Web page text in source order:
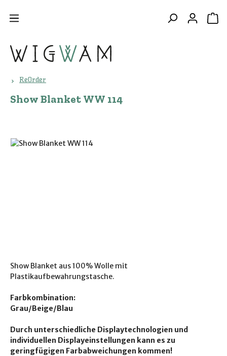
ReOrder
Show Blanket WW 114
Bildergalerie überspringen
Show Blanket aus 100% Wolle mit
Plastikaufbewahrungstasche.
Farbkombination:
Grau/Beige/Blau
Durch unterschiedliche Displaytechnologien und
individuellen Displayeinstellungen kann es zu
geringfügigen Farbabweichungen kommen!